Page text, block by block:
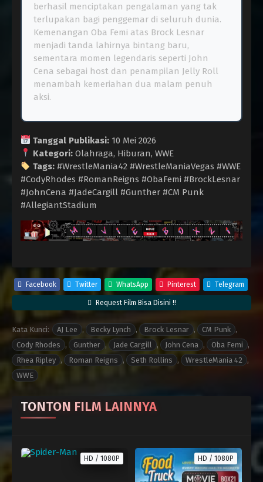
berhasil menciptakan pengalaman yang tak
terlupakan bagi penggemar di seluruh dunia.
Kemenangan Oba Femi atas Brock Lesnar
menjadi tanda lahirnya bintang baru,
sementara momen legendaris seperti John
Cena sebagai host dan penampilan Jelly Roll
menambah kemeriahan dua malam penuh
aksi.
Tanggal Publikasi: 10 Mei 2026
Kategori: Olahraga, Hiburan, WWE
Tags: #WrestleMania42 #WrestleManiaVegas #WWE
#CodyRhodes #RomanReigns #ObaFemi #BrockLesnar
#JohnCena #JadeCargill #Gunther #CM Punk
#AllegiantStadium
Facebook Twitter WhatsApp Pinterest Telegram
Request Film Bisa Disini !!
Kata Kunci: AJ Lee , Becky Lynch , Brock Lesnar , CM Punk ,
Cody Rhodes
, Gunther , Jade Cargill , John Cena , Oba Femi
,
Rhea Ripley , Roman Reigns , Seth Rollins , WrestleMania 42
,
WWE
TONTON FILM LAINNYA
HD / 1080P HD / 1080P